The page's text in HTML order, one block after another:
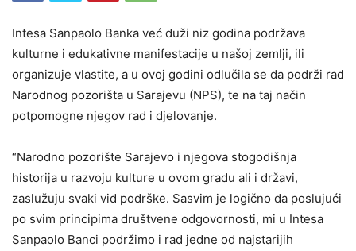
Intesa Sanpaolo Banka već duži niz godina podržava
kulturne i edukativne manifestacije u našoj zemlji, ili
organizuje vlastite, a u ovoj godini odlučila se da podrži rad
Narodnog pozorišta u Sarajevu (NPS), te na taj način
potpomogne njegov rad i djelovanje.
“Narodno pozorište Sarajevo i njegova stogodišnja
historija u razvoju kulture u ovom gradu ali i državi,
zaslužuju svaki vid podrške. Sasvim je logično da poslujući
po svim principima društvene odgovornosti, mi u Intesa
Sanpaolo Banci podržimo i rad jedne od najstarijih